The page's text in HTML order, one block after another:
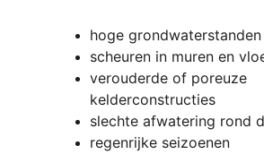
hoge grondwaterstanden
scheuren in muren en
verouderde of poreuze
kelderconstructies
slechte afwatering rond
regenrijke seizoenen